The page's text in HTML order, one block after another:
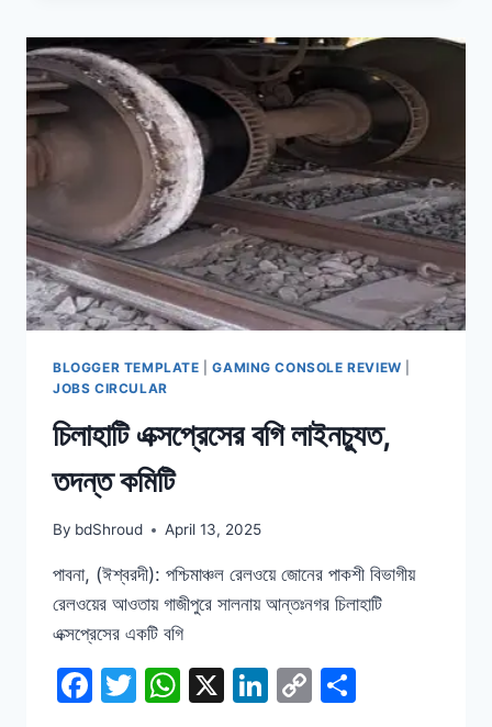
প্রকৃতি
রক্ষার
শিক্ষা
দেয়’
BLOGGER TEMPLATE |GAMING CONSOLE REVIEW
JOBS CIRCULAR
চিলাহাটি এক্সপ্রেসের বগি লাইনচ্যুত,
তদন্ত কমিটি
By bdShroud April 13, 2025
পাবনা, (ঈশ্বরদী): পশ্চিমাঞ্চল রেলওয়ে জোনের পাকশী বিভাগীয়
রেলওয়ের আওতায় গাজীপুরে সালনায় আন্তঃনগর চিলাহাটি
এক্সপ্রেসের একটি বগি
Facebook
Twitter
WhatsApp
X LinkedIn
Copy